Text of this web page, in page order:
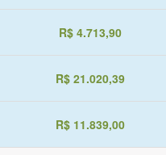
R$ 4.713,90
R$ 21.020,39
R$ 11.839,00